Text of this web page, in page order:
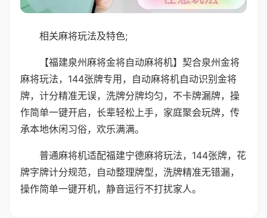
相关麻将玩法及特色;
【福建泉州麻将金将自动麻将机】契合泉州金将
麻将玩法，144张牌专用，自动麻将机自动识别金将
牌，计分精准无误，洗牌分牌均匀，不卡牌漏牌，操
作简单一键开启，长辈轻松上手，家庭聚会玩牌，传
承本地休闲习俗，欢乐满满。
普通麻将机适配福建宁德麻将玩法，144张牌，花
牌字牌计分规范，自动整理牌型，洗牌精准无错漏，
操作简单一键开机，静音运行不打扰家人。